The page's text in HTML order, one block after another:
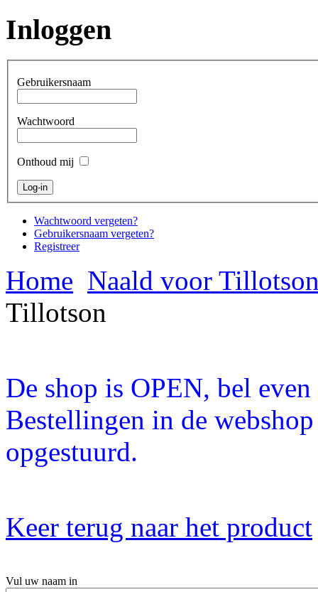
Inloggen
Gebruikersnaam
Wachtwoord
Onthoud mij
Wachtwoord vergeten?
Gebruikersnaam vergeten?
Registreer
Home Naald voor
Tillotson
De shop is OPEN, bel
Bestellingen in de
opgestuurd.
Keer terug naar het product
Vul uw naam in